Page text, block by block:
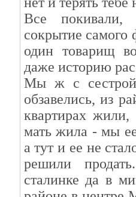
Все
сокрытие самого
один товарищ
даже историю
Мы ж с
обзавелись, из
квартирах жили,
мать жила - мы
а тут и ее не
решили
сталинке да в